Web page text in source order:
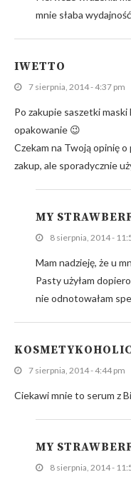
mnie słaba
IWETTO
7 sierpnia, 2014 - 4:37 pm
Po zakupie saszetki
opakowanie 😉
Czekam na Twoją opinię o
zakup, ale sporadycznie
MY
8 sierpnia, 2014 -
Mam nadzieję, że u
Pasty użyłam
nie odnotowałam
7 sierpnia, 2014 - 4:44 pm
Ciekawi mnie to serum z
MY
8 sierpnia, 2014 -